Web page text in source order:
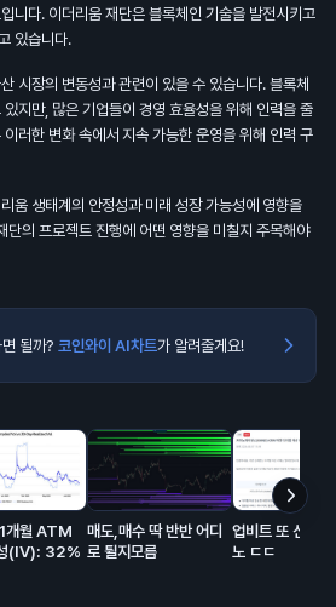
니다. 이더리움 재단은 블록체인 기술을 발전시키고
있습니다.
시장의 변동성과 관련이 있을 수 있습니다. 블록체
지만, 많은 기업들이 경영 효율성을 위해 인력을 줄
러한 변화 속에서 지속 가능한 운영을 위해 인력 구
움 생태계의 안정성과 미래 성장 가능성에 영향을
단의 프로젝트 진행에 어떤 영향을 미칠지 주목해야
될까? 코인와이 AI차트가 알려줄게요!
개월 ATM
(IV): 32%
매도,매수 딱 반반 어디
로 튈지모름
업비트 또 신규
노 ㄷㄷ